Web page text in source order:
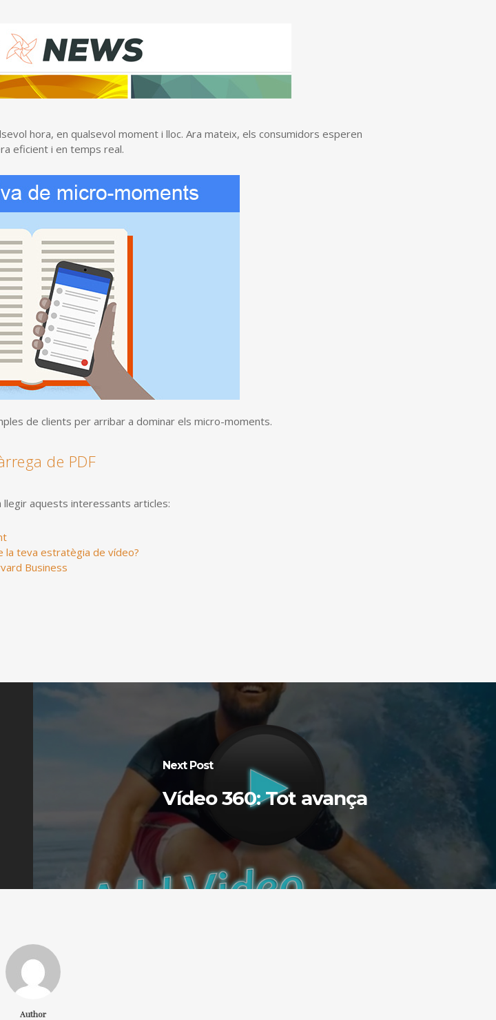
hora, en qualsevol moment i lloc. Ara mateix, els consumidors esperen
eficient i en temps real.
de clients per arribar a dominar els micro-moments.
de PDF
aquests interessants articles:
la teva estratègia de vídeo?
Business
Next Post
Vídeo 360: Tot avança
Author